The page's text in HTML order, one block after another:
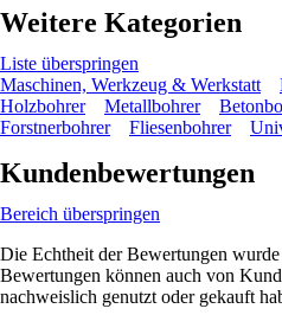
Weitere Kategorien
Liste überspringen
Maschinen, Werkzeug & Werkstatt
Holzbohrer
Metallbohrer
Forstnerbohrer
Fliesenbohrer
Kundenbewertungen
Bereich überspringen
Die Echtheit der Bewertungen
Bewertungen können auch von
nachweislich genutzt oder gekauft